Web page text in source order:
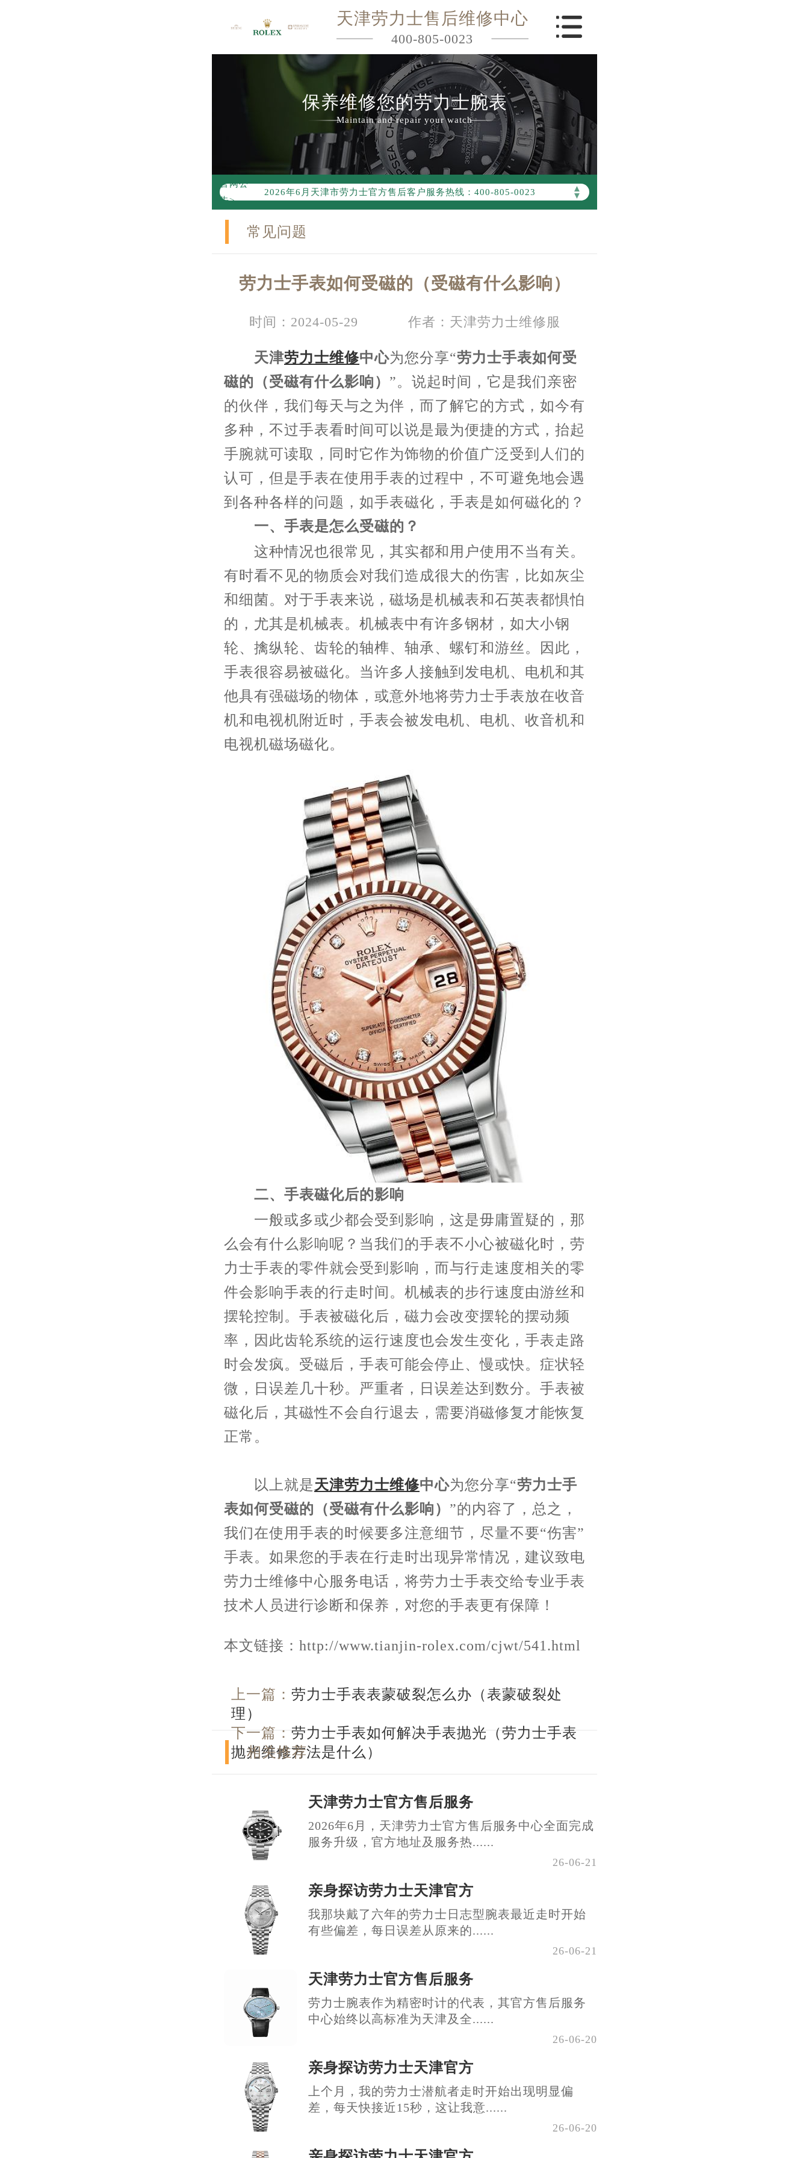
天津劳力士售后维修中心
400-805-0023
保养维修您的劳力士腕表
Maintain and repair your watch
官网公
告>
▲
▼
2026年6月劳力士天津市售后服务网络优化升级公告
2026年6月天津市劳力士官方售后客户服务热线：400-805-0023
2026年6月劳力士售后服务中心最新网点地址：
天津市和平区赤峰道136号天津国际金融中心写字楼26层2603室（需提前预约）
常见问题
劳力士手表如何受磁的（受磁有什么影响）
时间：2024-05-29 作者：天津劳力士维修服
天津劳力士维修中心为您分享“劳力士手表如何受
磁的（受磁有什么影响） ”。说起时间，它是我们亲密
的伙伴，我们每天与之为伴，而了解它的方式，如今有
多种，不过手表看时间可以说是最为便捷的方式，抬起
手腕就可读取，同时它作为饰物的价值广泛受到人们的
认可，但是手表在使用手表的过程中，不可避免地会遇
到各种各样的问题，如手表磁化，手表是如何磁化的？
一、手表是怎么受磁的？
这种情况也很常见，其实都和用户使用不当有关。
有时看不见的物质会对我们造成很大的伤害，比如灰尘
和细菌。对于手表来说，磁场是机械表和石英表都惧怕
的，尤其是机械表。机械表中有许多钢材，如大小钢
轮、擒纵轮、齿轮的轴榫、轴承、螺钉和游丝。因此，
手表很容易被磁化。当许多人接触到发电机、电机和其
他具有强磁场的物体，或意外地将劳力士手表放在收音
机和电视机附近时，手表会被发电机、电机、收音机和
电视机磁场磁化。
二、手表磁化后的影响
一般或多或少都会受到影响，这是毋庸置疑的，那
么会有什么影响呢？当我们的手表不小心被磁化时，劳
力士手表的零件就会受到影响，而与行走速度相关的零
件会影响手表的行走时间。机械表的步行速度由游丝和
摆轮控制。手表被磁化后，磁力会改变摆轮的摆动频
率，因此齿轮系统的运行速度也会发生变化，手表走路
时会发疯。受磁后，手表可能会停止、慢或快。症状轻
微，日误差几十秒。严重者，日误差达到数分。手表被
磁化后，其磁性不会自行退去，需要消磁修复才能恢复
正常。
以上就是天津劳力士维修中心为您分享“劳力士手
表如何受磁的（受磁有什么影响） ”的内容了，总之，
我们在使用手表的时候要多注意细节，尽量不要“伤害”
手表。如果您的手表在行走时出现异常情况，建议致电
劳力士维修中心服务电话，将劳力士手表交给专业手表
技术人员进行诊断和保养，对您的手表更有保障！
本文链接：http://www.tianjin-rolex.com/cjwt/541.html
上一篇： 劳力士手表表蒙破裂怎么办（表蒙破裂处
理）
下一篇： 劳力士手表如何解决手表抛光（劳力士手表
抛光维修方法是什么）
相关推荐
天津劳力士官方售后服务
2026年6月，天津劳力士官方售后服务中心全面完成
服务升级，官方地址及服务热......
26-06-21
亲身探访劳力士天津官方
我那块戴了六年的劳力士日志型腕表最近走时开始
有些偏差，每日误差从原来的......
26-06-21
天津劳力士官方售后服务
劳力士腕表作为精密时计的代表，其官方售后服务
中心始终以高标准为天津及全......
26-06-20
亲身探访劳力士天津官方
上个月，我的劳力士潜航者走时开始出现明显偏
差，每天快接近15秒，这让我意......
26-06-20